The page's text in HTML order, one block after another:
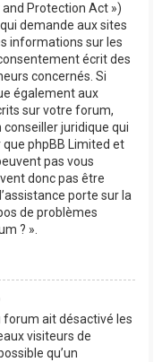
and Protection Act »)
demande aux sites
informations sur les
écrit des
concernés. Si
également aux
sur votre forum,
juridique qui
phpBB Limited et
pas vous
donc pas être
porte sur la
de problèmes
? ».
forum ait désactivé les
visiteurs de
qu’un